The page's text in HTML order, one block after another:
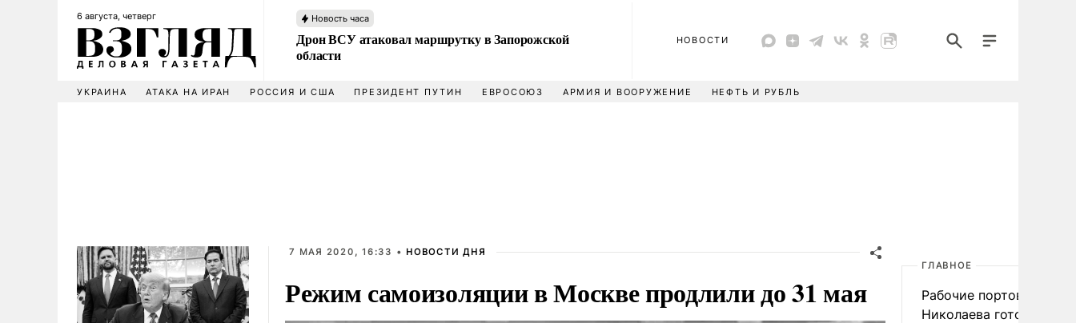
6 августа, четверг Новость часа
Дрон ВСУ атаковал маршрутку в Запорожской
области
НОВОСТИ
УКРАИНА АТАКА НА ИРАН РОССИЯ И США ПРЕЗИДЕНТ ПУТИН ЕВРОСОЮЗ АРМИЯ И ВООРУЖЕНИЕ НЕФТЬ И РУБЛЬ
7 МАЯ 2020, 16:33 • НОВОСТИ ДНЯ
Режим самоизоляции в Москве продлили до 31 мая
ГЛАВНОЕ
Рабочие портов
Николаева готовятся к